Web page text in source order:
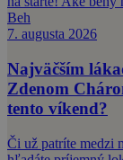
Beh
7. augusta 2026
Najväčším
Zdenom
tento víkend?
Či už patríte medzi